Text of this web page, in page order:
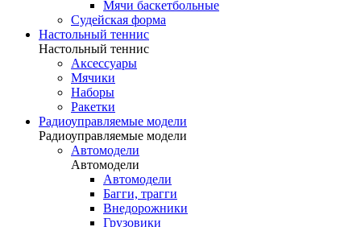
Мячи баскетбольные
Судейская форма
Настольный теннис
Настольный теннис
Аксессуары
Мячики
Наборы
Ракетки
Радиоуправляемые модели
Радиоуправляемые модели
Автомодели
Автомодели
Автомодели
Багги, трагги
Внедорожники
Грузовики